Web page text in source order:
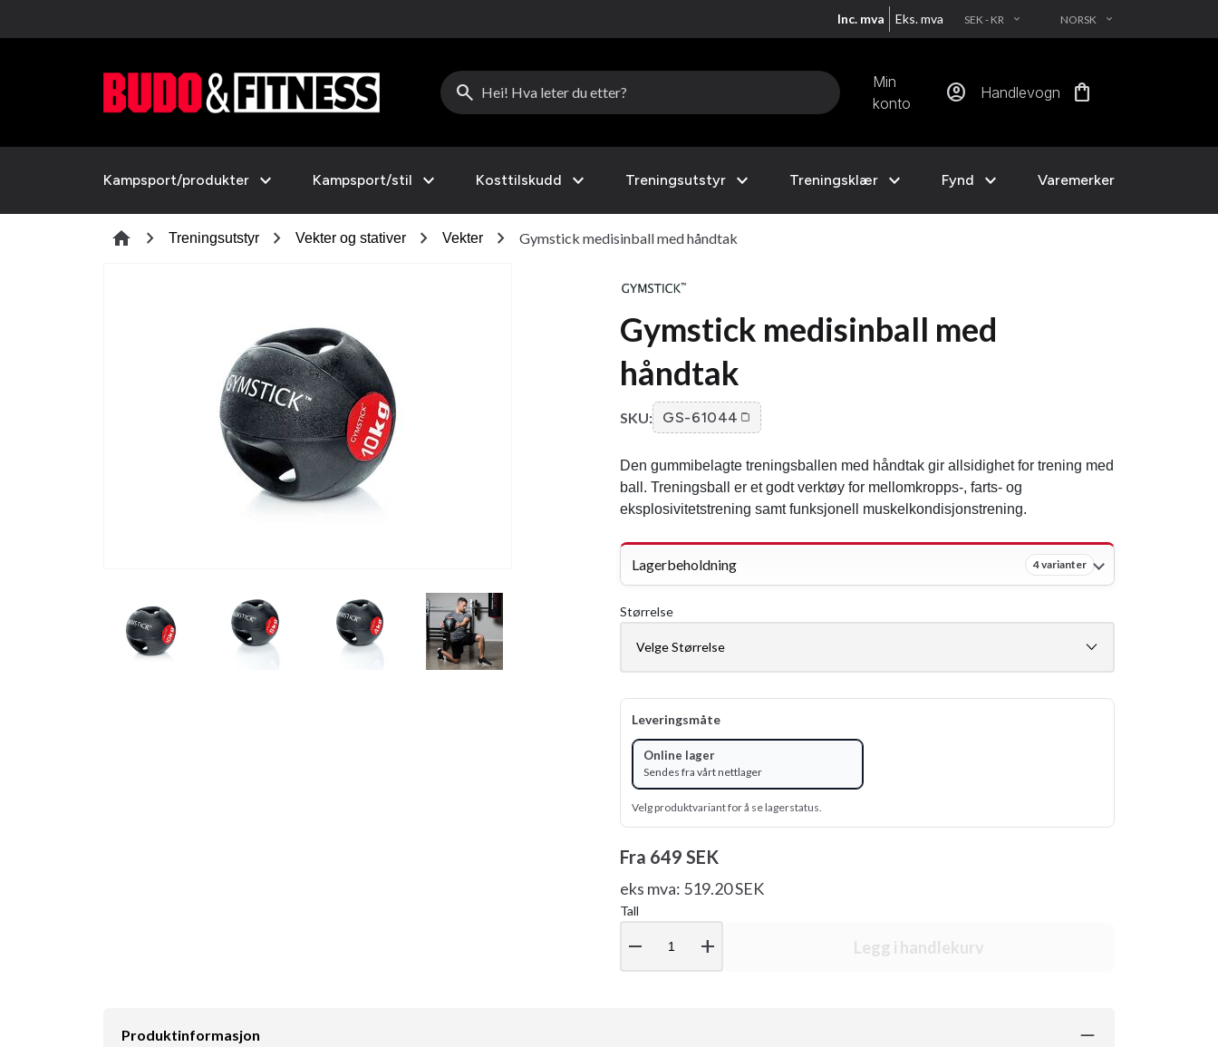
Inc. mva Eks. mva SEK - KR EXPAND_MORE NORSK EXPAND_MORE
search
Min
konto
account_circle Handlevogn shopping_bag
Kampsport/produkter expand_more Kampsport/stil expand_more Kosttilskudd expand_more Treningsutstyr expand_more Treningsklær expand_more Fynd expand_more Varemerker
home chevron_right Treningsutstyr chevron_right Vekter og stativer chevron_right Vekter chevron_right Gymstick medisinball med håndtak
Gymstick medisinball med
håndtak
SKU: GS-61044
Den gummibelagte treningsballen med håndtak gir allsidighet for trening med
ball. Treningsball er et godt verktøy for mellomkropps-, farts- og
eksplosivitetstrening samt funksjonell muskelkondisjonstrening.
Lagerbeholdning 4 varianter
Størrelse
Leveringsmåte
Online lager
Sendes fra vårt nettlager
Velg produktvariant for å se lagerstatus.
Fra 649 SEK
eks mva: 519.20 SEK
Tall
remove add Legg i handlekurv
Produktinformasjon